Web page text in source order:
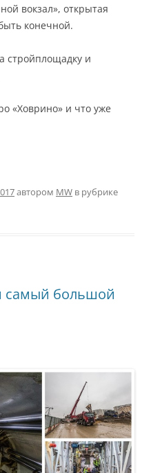
вокзал», открытая
конечной.
стройплощадку и
«Ховрино» и что уже
автором MW в рубрике
самый большой